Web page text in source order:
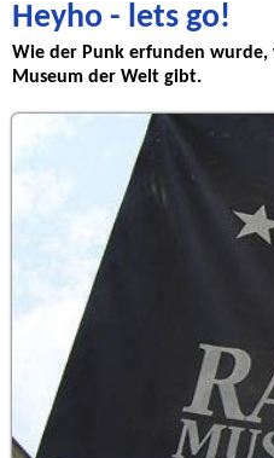
Heyho - lets go!
Wie der Punk erfunden wurde,
Museum der Welt gibt.